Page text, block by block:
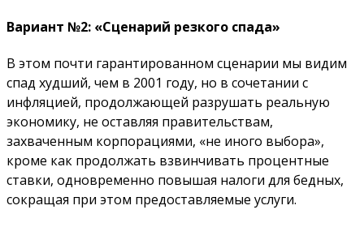
Вариант №2: «Сценарий резкого спада»
В этом почти гарантированном сценарии мы видим
спад худший, чем в 2001 году, но в сочетании с
инфляцией, продолжающей разрушать реальную
экономику, не оставляя правительствам,
захваченным корпорациями, «не иного выбора»,
кроме как продолжать взвинчивать процентные
ставки, одновременно повышая налоги для бедных,
сокращая при этом предоставляемые услуги.